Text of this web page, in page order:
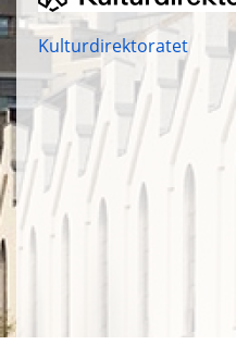
Kulturdirektoratet